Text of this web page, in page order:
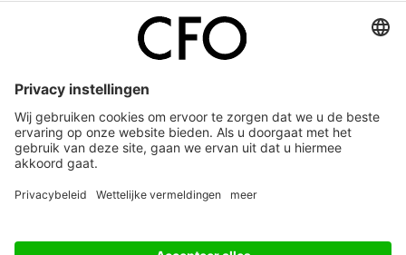
Service & Contact
Werken bij ons
Privacy Statement
Algemene Voorwaarden